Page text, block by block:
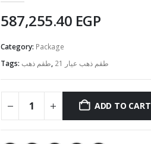
587,255.40 EGP
Category: Package
Tags: طقم ذهب, طقم ذهب عيار 21
ADD TO CART